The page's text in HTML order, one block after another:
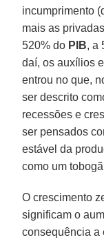
incumprimento
mais as
520% do PIB, a
daí, os auxílios
entrou no que,
ser descrito
recessões e
ser pensados
estável da
como um
O crescimento
significam o
consequência a